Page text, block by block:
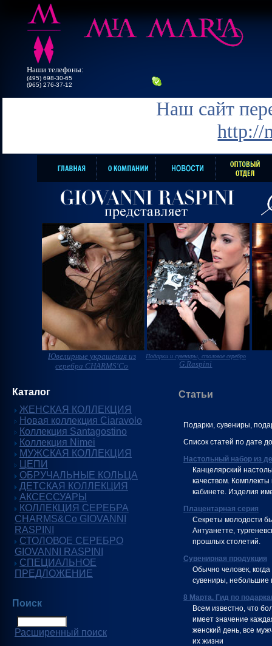
Наши телефоны:
(495) 698-30-65
(965) 276-37-12
Наш сайт
http://
Ювелирные украшения из
серебра CHARMS'Co
Подарки и сувениры, столовое серебро
G.Raspini
Каталог
ЖЕНСКАЯ КОЛЛЕКЦИЯ
Новая коллекция Ciaravolo
Коллекция Santagostino
Коллекция Nimei
МУЖСКАЯ КОЛЛЕКЦИЯ
ЦЕПИ
ОБРУЧАЛЬНЫЕ КОЛЬЦА
ДЕТСКАЯ КОЛЛЕКЦИЯ
АКСЕССУАРЫ
КОЛЛЕКЦИЯ СЕРЕБРА
CHARMS&Co GIOVANNI
RASPINI
СТОЛОВОЕ СЕРЕБРО
GIOVANNI RASPINI
СПЕЦИАЛЬНОЕ
ПРЕДЛОЖЕНИЕ
Поиск
Расширенный поиск
Статьи
Подарки, сувениры,
Список статей по дате
Настольный набор из
Канцелярский
качеством.
кабинете. Изделия
Плацентарная серия
Секреты молодости
Антуанетте,
прошлых столетий.
Сувенирная продукция
Обычно человек,
сувениры, небольшие
8 Марта. Гид по
Всем известно, что
имеет значение
женский день, все
их жизни